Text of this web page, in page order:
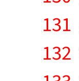
131
132